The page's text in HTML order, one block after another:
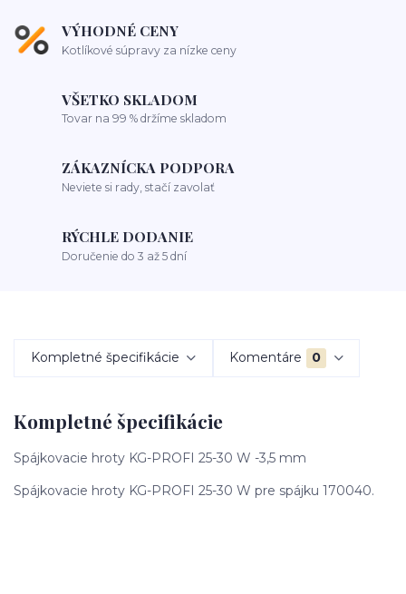
VÝHODNÉ CENY
Kotlíkové súpravy za nízke ceny
VŠETKO SKLADOM
Tovar na 99 % držíme skladom
ZÁKAZNÍCKA PODPORA
Neviete si rady, stačí zavolať
RÝCHLE DODANIE
Doručenie do 3 až 5 dní
Kompletné špecifikácie Komentáre 0
Kompletné špecifikácie
Spájkovacie hroty KG-PROFI 25-30 W -3,5 mm
Spájkovacie hroty KG-PROFI 25-30 W pre spájku 170040.